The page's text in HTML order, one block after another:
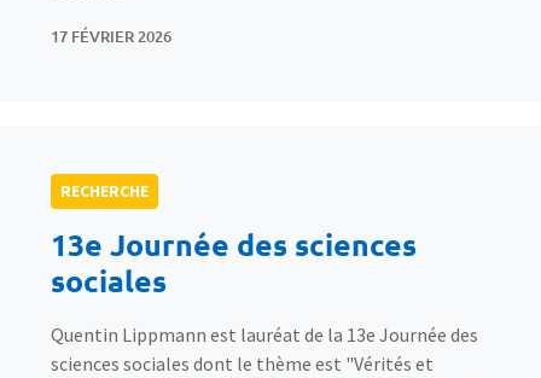
17 FÉVRIER 2026
RECHERCHE
13e Journée des sciences
sociales
Quentin Lippmann est lauréat de la 13e Journée des
sciences sociales dont le thème est "Vérités et